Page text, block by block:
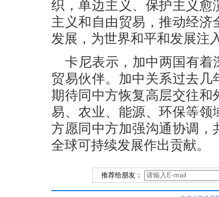
织，单边主义、保护主义
主义和自由贸易，推动经
发展，为世界和平和发展注
卡尼表示，加中两国有着
贸易伙伴。加中关系过去
期待同中方恢复高层交往
易、农业、能源、环保等
方愿同中方加强沟通协调
全球可持续发展作出贡献。
推荐给朋友：